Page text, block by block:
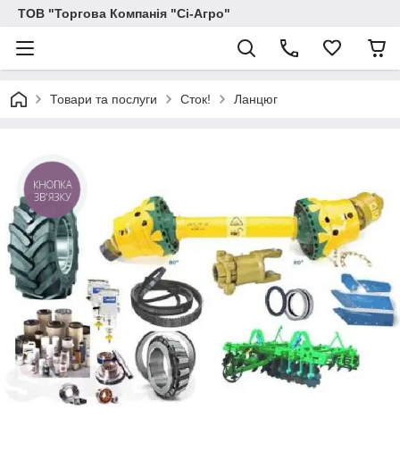
ТОВ "Торгова Компанія "Сі-Агро"
Товари та послуги Сток! Ланцюг
КНОПКА
ЗВ'ЯЗКУ